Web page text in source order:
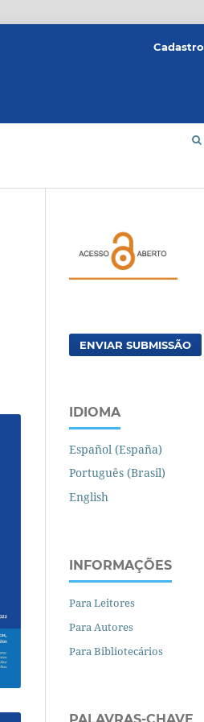
Cadastro
ENVIAR SUBMISSÃO
IDIOMA
Español (España)
Português (Brasil)
English
INFORMAÇÕES
Para Leitores
Para Autores
Para Bibliotecários